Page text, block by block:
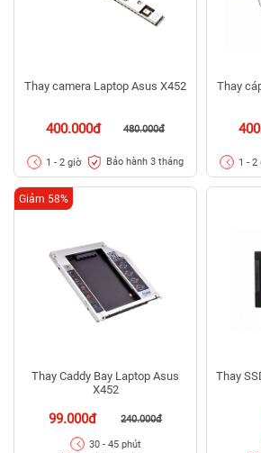
Thay camera Laptop Asus X452
400.000đ 480.000đ
1 - 2 giờ Bảo hành 3 tháng
Thay
1 - 2
Thay Caddy Bay Laptop Asus
X452
99.000đ 240.000đ
Giảm 58%
30 - 45 phút
Thay